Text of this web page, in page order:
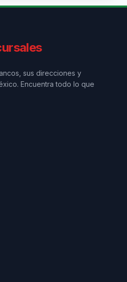
sus direcciones y
Encuentra todo lo que